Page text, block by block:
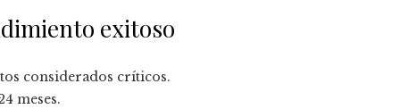
exitoso
considerados críticos.
meses.